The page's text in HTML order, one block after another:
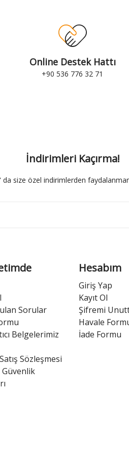
Online Destek Hattı
+90 536 776 32 71
İndirimleri Kaçırma!
size özel indirimlerden
Sorular
Belgelerimiz
Sözleşmesi
Güvenlik
Hesabım
Giriş Yap
Kayıt Ol
Şifremi
Havale
İade Formu